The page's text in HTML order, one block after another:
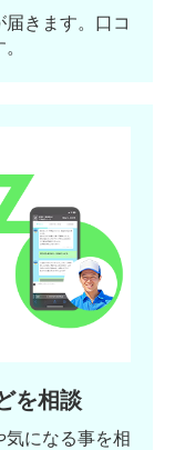
きます。口コ
を相談
気になる事を相